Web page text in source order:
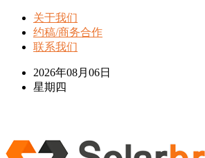
关于我们
约稿/商务合作
联系我们
2026年08月06日
星期四